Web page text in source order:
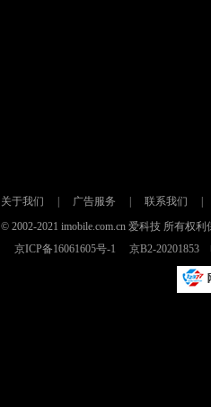
关于我们 广告服务 联系我们
© 2002-2021 imobile.com.cn 爱科技 所有权
京ICP备16061605号-1
京B2-20201853